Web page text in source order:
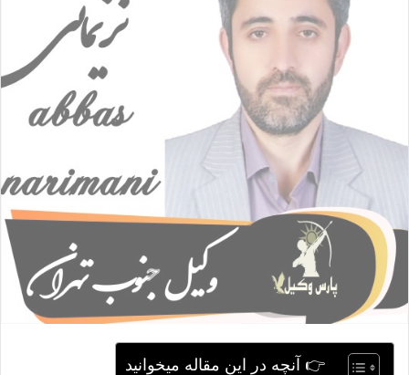
👉 آنچه در این مقاله میخوانید